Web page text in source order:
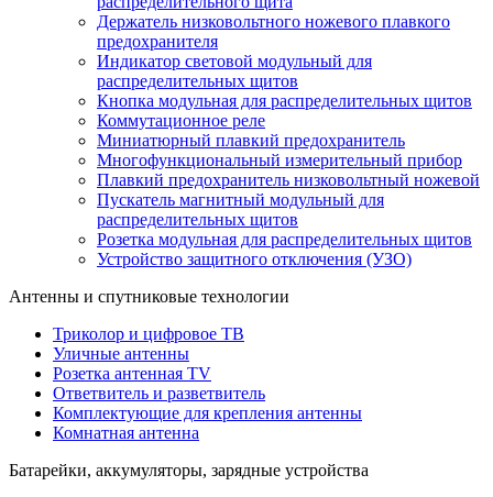
Держатель низковольтного ножевого плавкого
предохранителя
Индикатор световой модульный для
распределительных щитов
Кнопка модульная для распределительных щитов
Коммутационное реле
Миниатюрный плавкий предохранитель
Многофункциональный измерительный прибор
Плавкий предохранитель низковольтный ножевой
Пускатель магнитный модульный для
распределительных щитов
Розетка модульная для распределительных щитов
Устройство защитного отключения (УЗО)
Антенны и спутниковые технологии
Триколор и цифровое ТВ
Уличные антенны
Розетка антенная TV
Ответвитель и разветвитель
Комплектующие для крепления антенны
Комнатная антенна
Батарейки, аккумуляторы, зарядные устройства